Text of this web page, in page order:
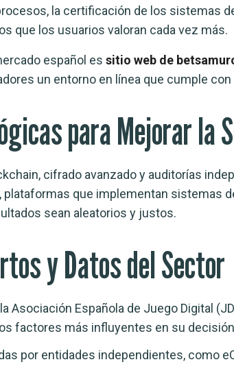
la certificación de los sistemas
que los usuarios valoran cada vez más.
español es sitio web de
un entorno en línea que cumple
para Mejorar la
cifrado avanzado y auditorías
plataformas que implementan sistemas
sean aleatorios y justos.
y Datos del Sector
Asociación Española de Juego Digital
factores más influyentes en su
por entidades independientes, como